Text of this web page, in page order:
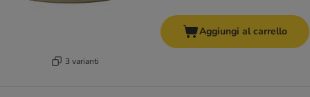
3 varianti
Aggiungi al carrello